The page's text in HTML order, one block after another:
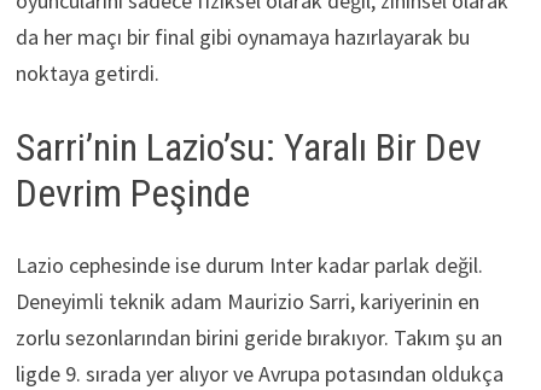
da her maçı bir final gibi oynamaya hazırlayarak bu
noktaya getirdi.
Sarri’nin Lazio’su: Yaralı Bir Dev
Devrim Peşinde
Lazio cephesinde ise durum Inter kadar parlak değil.
Deneyimli teknik adam Maurizio Sarri, kariyerinin en
zorlu sezonlarından birini geride bırakıyor. Takım şu an
ligde 9. sırada yer alıyor ve Avrupa potasından oldukça